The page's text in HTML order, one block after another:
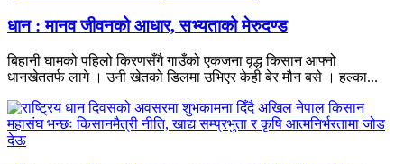
धान : मानव जीवनको आधार, सभ्यताको मेरुदण्ड
बिहानी घामको पहिलो किरणसँगै गाउँको एकजना वृद्ध किसान आफ्नो
धानखेततर्फ लागे । उनी खेतको डिलमा उभिएर केही बेर मौन बसे । हल्का...